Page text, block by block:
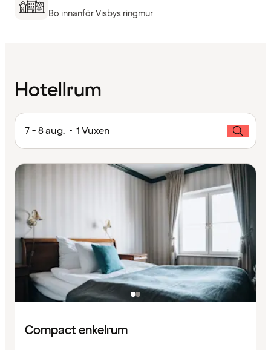
Bo innanför Visbys ringmur
Hotellrum
7 - 8 aug. • 1 Vuxen
Compact enkelrum